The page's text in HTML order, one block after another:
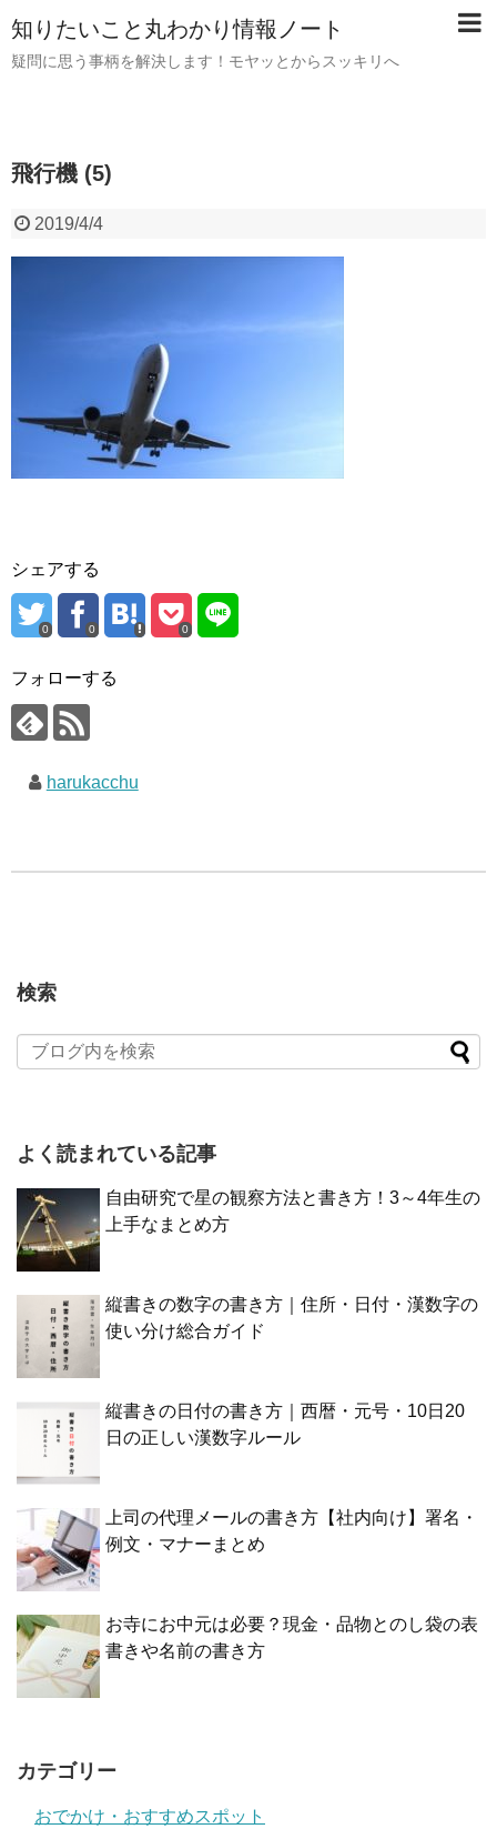
知りたいこと丸わかり情報ノート
疑問に思う事柄を解決します！モヤッとからスッキリへ
飛行機 (5)
2019/4/4
シェアする
0 0 0
フォローする
harukacchu
検索
よく読まれている記事
自由研究で星の観察方法と書き方！3～4年生の
上手なまとめ方
縦書きの数字の書き方｜住所・日付・漢数字の
使い分け総合ガイド
縦書きの日付の書き方｜西暦・元号・10日20
日の正しい漢数字ルール
上司の代理メールの書き方【社内向け】署名・
例文・マナーまとめ
お寺にお中元は必要？現金・品物とのし袋の表
書きや名前の書き方
カテゴリー
おでかけ・おすすめスポット